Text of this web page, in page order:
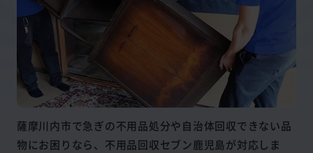
薩摩川内市で急ぎの不用品処分や自治体回収できない品
物にお困りなら、不用品回収セブン鹿児島が対応しま